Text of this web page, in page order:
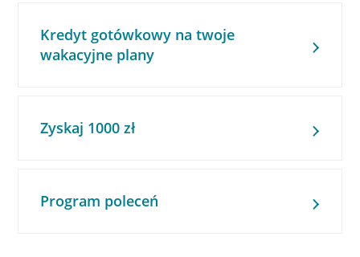
Kredyt gotówkowy na twoje
wakacyjne plany
Zyskaj 1000 zł
Program poleceń